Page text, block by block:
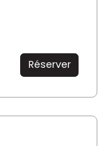
Réserver